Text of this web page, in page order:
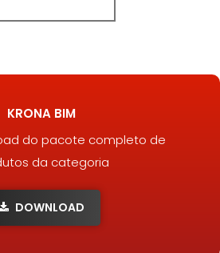
KRONA BIM
do pacote completo de
da categoria
DOWNLOAD